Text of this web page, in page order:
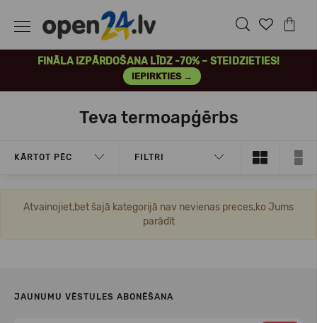
FINĀLA IZPĀRDOŠANA LĪDZ -70% – STEIDZIETIES!
IEPIRKTIES →
Teva termoapģērbs
KĀRTOT PĒC FILTRI
Atvainojiet,bet šajā kategorijā nav nevienas preces,ko Jums
parādīt
JAUNUMU VĒSTULES ABONĒŠANA